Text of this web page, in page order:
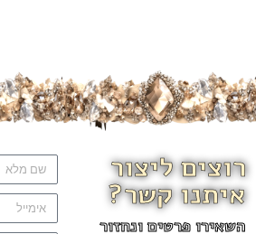
רוצים ליצור
איתנו קשר?
השאירו פרטים ונחזור